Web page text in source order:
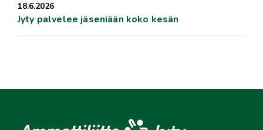
18.6.2026
Jyty palvelee jäseniään koko kesän